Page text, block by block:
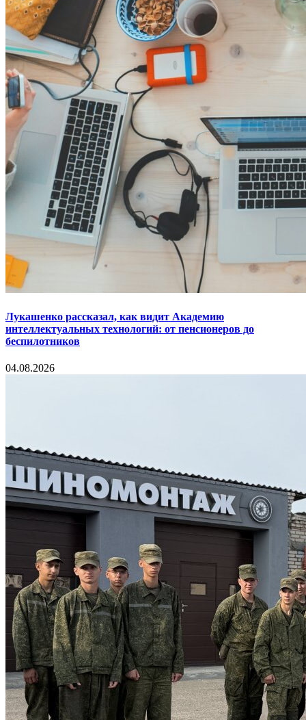
Лукашенко рассказал, как видит Академию
интеллектуальных технологий: от пенсионеров до
беспилотников
04.08.2026